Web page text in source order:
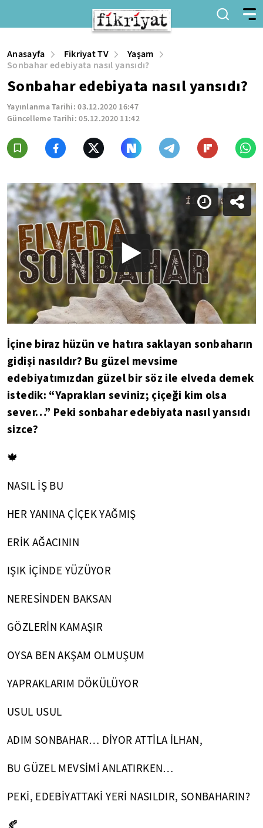
Anasayfa Fikriyat TV
Yaşam
Sonbahar edebiyata nasıl yansıdı?
Sonbahar edebiyata nasıl yansıdı?
Yayınlanma Tarihi:03.12.2020 16:47
Güncelleme Tarihi:05.12.2020 11:42
İçine biraz hüzün ve hatıra saklayan sonbaharın
gidişi nasıldır? Bu güzel mevsime
edebiyatımızdan güzel bir söz ile elveda demek
istedik: “Yaprakları seviniz; çiçeği kim olsa
sever…” Peki sonbahar edebiyata nasıl yansıdı
sizce?
🍁
NASIL İŞ BU
HER YANINA ÇİÇEK YAĞMIŞ
ERİK AĞACININ
IŞIK İÇİNDE YÜZÜYOR
NERESİNDEN BAKSAN
GÖZLERİN KAMAŞIR
OYSA BEN AKŞAM OLMUŞUM
YAPRAKLARIM DÖKÜLÜYOR
USUL USUL
ADIM SONBAHAR… DİYOR ATTİLA İLHAN,
BU GÜZEL MEVSİMİ ANLATIRKEN…
PEKİ, EDEBİYATTAKİ YERİ NASILDIR, SONBAHARIN?
🍂